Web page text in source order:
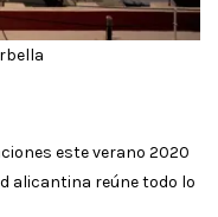
este verano 2020
alicantina reúne todo lo